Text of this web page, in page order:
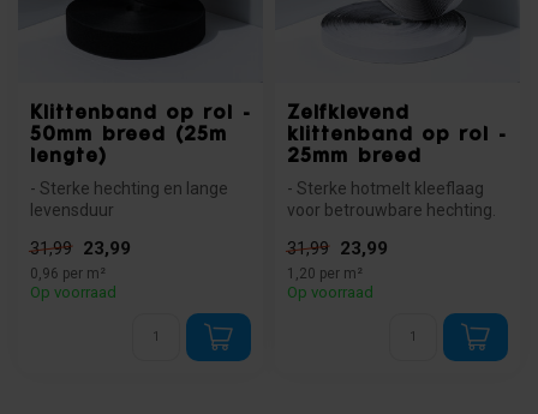
Klittenband op rol -
50mm breed (25m
lengte)
- Sterke hechting en lange
levensduur
- Ideaal voor dive...
31,99 23,99
0,96 per m²
Op voorraad
Zelfklevend
klittenband op rol -
25mm breed
- Sterke hotmelt kleeflaag
voor betrouwbare hechting.
31,99
23,99
1,20 per m²
Op voorraad